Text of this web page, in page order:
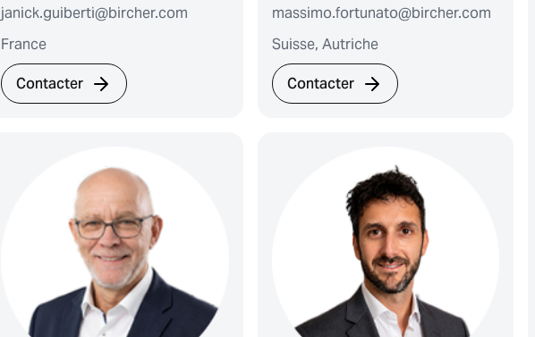
janick.guiberti@bircher.com
France
Contacter
massimo.fortunato@bircher.com
Suisse, Autriche
Contacter